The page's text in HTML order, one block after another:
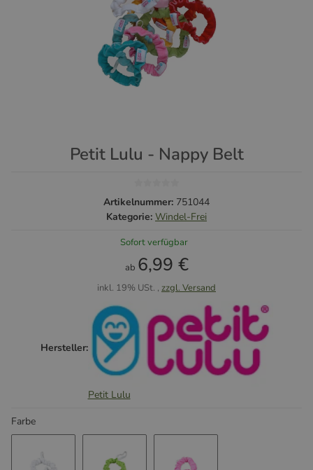
Petit Lulu - Nappy Belt
Artikelnummer: 751044
Kategorie: Windel-Frei
Sofort verfügbar
ab 6,99 €
inkl. 19% USt. , zzgl. Versand
Hersteller:
Petit Lulu
Farbe